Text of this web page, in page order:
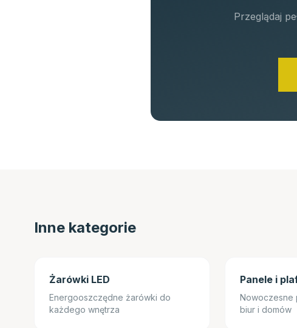
Przeglądaj
Inne kategorie
Żarówki LED
Energooszczędne żarówki do
każdego wnętrza
Panele i
Nowoczesne
biur i domów